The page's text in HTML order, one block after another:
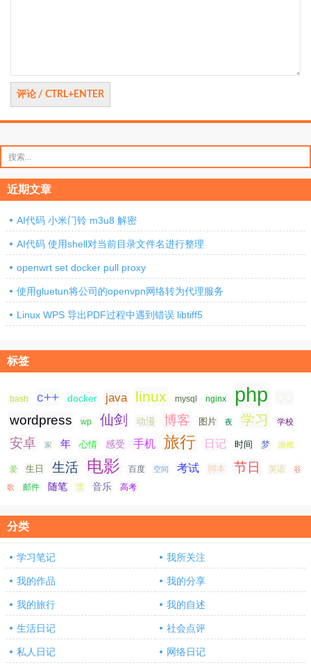
索：
近期文章
AI代码 小米门铃 m3u8 解密
AI代码 使用shell对当前目录文件名进行整理
openwrt set docker pull proxy
使用gluetun将公司的openvpn网络转为代理服务
Linux WPS 导出PDF过程中遇到错误 libtiff5
标签
bash c++ docker java linux mysql nginx php
wordpress wp 仙剑 动漫 博客 图片 夜 学习 学校
安卓 家 年 心情 感受 手机 旅行 日记 时间 梦 游戏
爱 生日 生活 电影 百度 空间 考试 脚本 节日 英语 谷
歌 邮件 随笔 雪 音乐 高考
分类
学习笔记 我所关注
我的作品 我的分享
我的旅行 我的自述
生活日记 社会点评
私人日记 网络日记